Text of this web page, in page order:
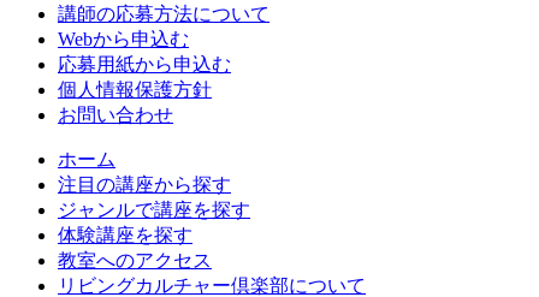
講師の応募方法について
Webから申込む
応募用紙から申込む
個人情報保護方針
お問い合わせ
ホーム
注目の講座から探す
ジャンルで講座を探す
体験講座を探す
教室へのアクセス
リビングカルチャー倶楽部について